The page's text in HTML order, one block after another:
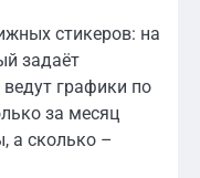
стикеров: на
задаёт
графики по
за месяц
а сколько –